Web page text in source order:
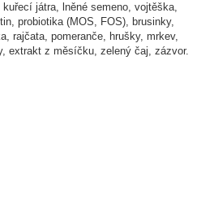
játra, lněné semeno, vojtěška,
probiotika (MOS, FOS), brusinky,
rajčata, pomeranče, hrušky, mrkev,
extrakt z měsíčku, zelený čaj, zázvor.